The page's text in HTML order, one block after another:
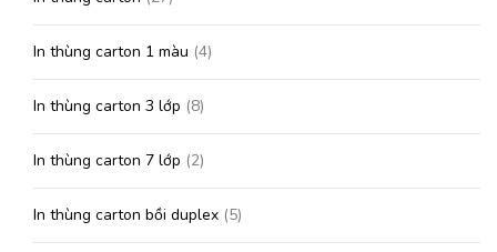
In thùng carton 1 màu (4)
In thùng carton 3 lớp (8)
In thùng carton 7 lớp (2)
In thùng carton bồi duplex (5)